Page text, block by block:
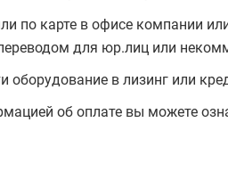
по карте в офисе компании
для юр.лиц или
оборудование в лизинг или
об оплате вы можете